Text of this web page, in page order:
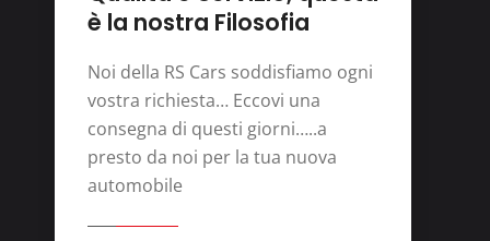
è la nostra Filosofia
Noi della RS Cars soddisfiamo ogni
vostra richiesta… Eccovi una
consegna di questi giorni…..a
presto da noi per la tua nuova
automobile